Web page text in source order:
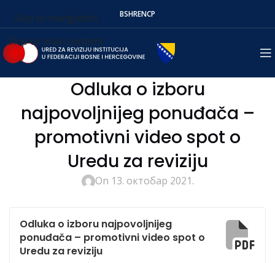
Skip to navigation
Skip to main content
BSHRENСР
Odluka o izboru
najpovoljnijeg ponuđača –
promotivni video spot o
Uredu za reviziju
On 13. октобар 2021.
Odluka o izboru najpovoljnijeg
ponuđača – promotivni video spot o
Uredu za reviziju